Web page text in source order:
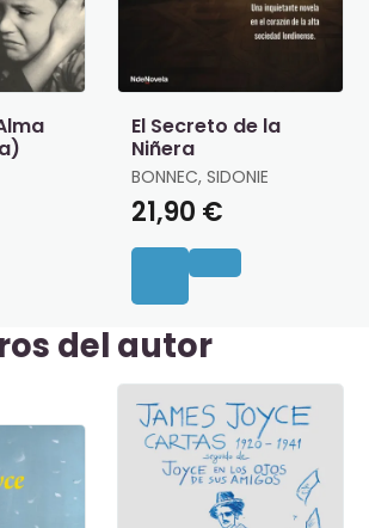
El Secreto de la
Niñera
BONNEC, SIDONIE
21,90 €
del autor